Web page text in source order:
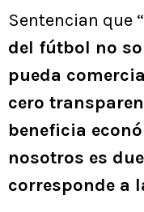
Sentencian que “
del fútbol no
pueda
cero
beneficia
nosotros es
corresponde a